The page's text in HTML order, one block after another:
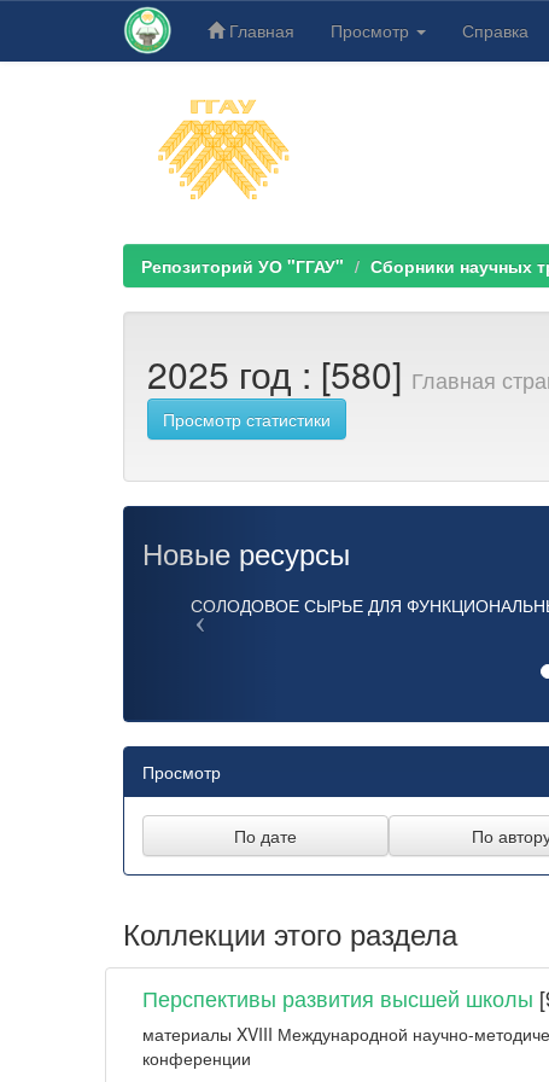
Главная Просмотр Справка
Репозиторий УО "ГГАУ" Сборники научных
2025 год : [580] Главная
Просмотр статистики
Новые ресурсы
СОЛОДОВОЕ СЫРЬЕ ДЛЯ
Просмотр
Коллекции этого раздела
Перспективы развития высшей школы
материалы XVIII Международной научно-
конференции